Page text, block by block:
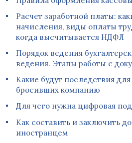
Расчет заработной платы:
начисления, виды оплаты
когда высчитывается НДФЛ
Порядок ведения
ведения. Этапы работы с
Какие будут последствия
бросивших компанию
Для чего нужна цифровая
Как составить и заключить
иностранцем